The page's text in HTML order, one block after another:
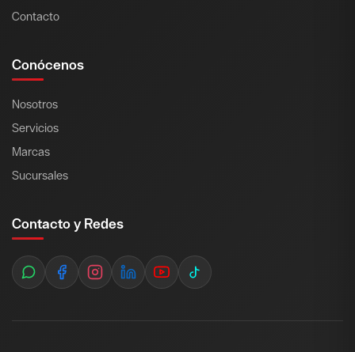
Contacto
Conócenos
Nosotros
Servicios
Marcas
Sucursales
Contacto y Redes